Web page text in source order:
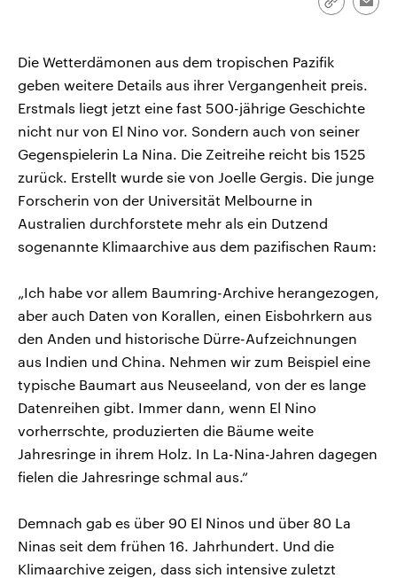
Link
Die Wetterdämonen aus dem tropischen Pazifik
geben weitere Details aus ihrer Vergangenheit preis.
Erstmals liegt jetzt eine fast 500-jährige Geschichte
nicht nur von El Nino vor. Sondern auch von seiner
Gegenspielerin La Nina. Die Zeitreihe reicht bis 1525
zurück. Erstellt wurde sie von Joelle Gergis. Die junge
Forscherin von der Universität Melbourne in
Australien durchforstete mehr als ein Dutzend
sogenannte Klimaarchive aus dem pazifischen Raum:
„Ich habe vor allem Baumring-Archive herangezogen,
aber auch Daten von Korallen, einen Eisbohrkern aus
den Anden und historische Dürre-Aufzeichnungen
aus Indien und China. Nehmen wir zum Beispiel eine
typische Baumart aus Neuseeland, von der es lange
Datenreihen gibt. Immer dann, wenn El Nino
vorherrschte, produzierten die Bäume weite
Jahresringe in ihrem Holz. In La-Nina-Jahren dagegen
fielen die Jahresringe schmal aus.“
Demnach gab es über 90 El Ninos und über 80 La
Ninas seit dem frühen 16. Jahrhundert. Und die
Klimaarchive zeigen, dass sich intensive zuletzt